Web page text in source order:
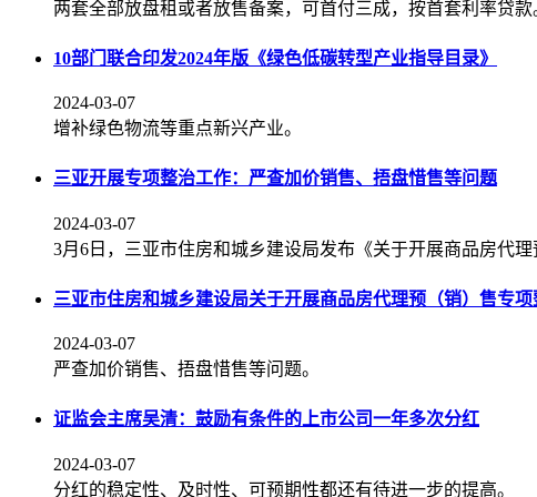
两套全部放盘租或者放售备案，可首付三成，按首套利率贷款
10部门联合印发2024年版《绿色低碳转型产业指导目录》
2024-03-07
增补绿色物流等重点新兴产业。
三亚开展专项整治工作：严查加价销售、捂盘惜售等问题
2024-03-07
3月6日，三亚市住房和城乡建设局发布《关于开展商品房代
三亚市住房和城乡建设局关于开展商品房代理预（销）售专项
2024-03-07
严查加价销售、捂盘惜售等问题。
证监会主席吴清：鼓励有条件的上市公司一年多次分红
2024-03-07
分红的稳定性、及时性、可预期性都还有待进一步的提高。